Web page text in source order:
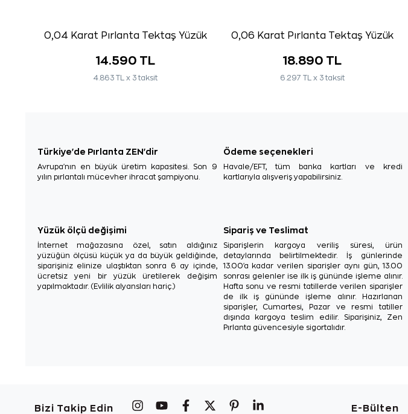
0,04 Karat Pırlanta Tektaş Yüzük
14.590 TL
4.863 TL x 3 taksit
0,06 Karat Pırlanta Tektaş Yüzük
18.890 TL
6.297 TL x 3 taksit
Türkiye'de Pırlanta ZEN'dir
Avrupa'nın en büyük üretim kapasitesi. Son 9
yılın pırlantalı mücevher ihracat şampiyonu.
Ödeme seçenekleri
Havale/EFT, tüm banka kartları ve kredi
kartlarıyla alışveriş yapabilirsiniz.
Yüzük ölçü değişimi
İnternet mağazasına özel, satın aldığınız
yüzüğün ölçüsü küçük ya da büyük geldiğinde,
siparişiniz elinize ulaştıktan sonra 6 ay içinde,
ücretsiz yeni bir yüzük üretilerek değişim
yapılmaktadır. (Evlilik alyansları hariç.)
Sipariş ve Teslimat
Siparişlerin kargoya veriliş süresi, ürün
detaylarında belirtilmektedir. İş günlerinde
13.00'a kadar verilen siparişler aynı gün, 13.00
sonrası gelenler ise ilk iş gününde işleme alınır.
Hafta sonu ve resmi tatillerde verilen siparişler
de ilk iş gününde işleme alınır. Hazırlanan
siparişler, Cumartesi, Pazar ve resmi tatiller
dışında kargoya teslim edilir. Siparişiniz, Zen
Pırlanta güvencesiyle sigortalıdır.
Bizi Takip Edin E-Bülten